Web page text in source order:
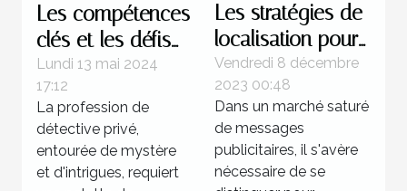
Les compétences
clés et les défis
du métier de
détective privé à
Grenoble : une
exploration
approfondie
Lundi 13 mai 2024
17:12
La profession de
détective privé,
entourée de mystère
et d'intrigues, requiert
Les stratégies de
localisation pour
les publicités
gonflables à fort
impact
Vendredi 8 décembre
2023 00:48
Dans un marché saturé
de messages
publicitaires, il s'avère
nécessaire de se